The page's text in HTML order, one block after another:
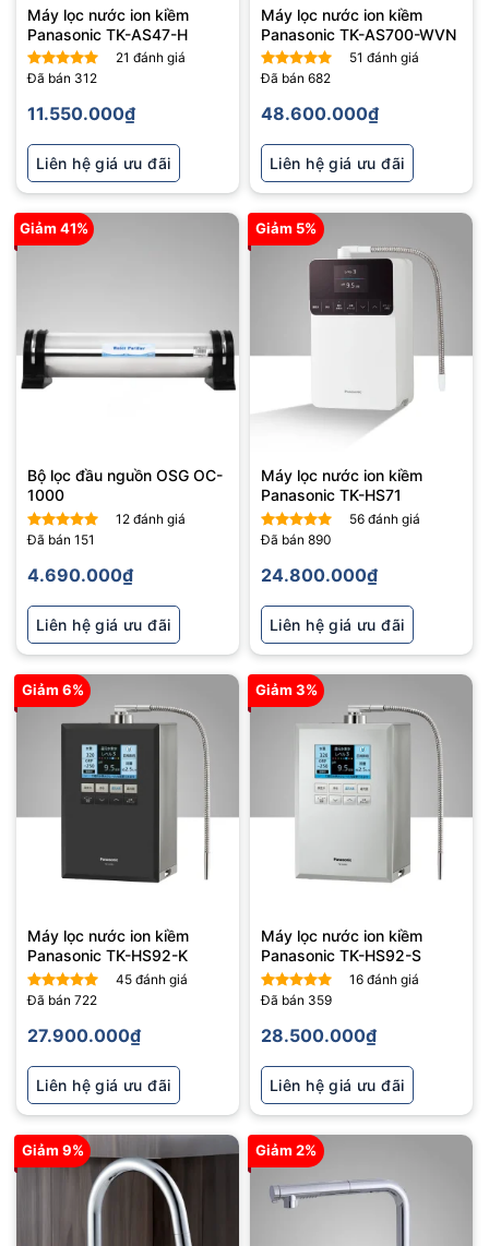
Máy lọc nước ion kiềm
Panasonic TK-AS47-H
Được xếp
sao
21 đánh giá
Đã bán 312
11.550.000₫
Liên hệ giá ưu đãi
Máy lọc nước ion kiềm
Panasonic TK-AS700-WVN
Được xếp
sao
51 đánh giá
Đã bán 682
48.600.000₫
Liên hệ giá ưu đãi
Giảm 41%
Bộ lọc đầu nguồn OSG OC-
1000
Được xếp
sao
12đánh giá
Đã bán 151
4.690.000₫
Liên hệ giá ưu đãi
Giảm 5%
Máy lọc nước ion kiềm
Panasonic TK-HS71
Được xếp
sao
56đánh giá
Đã bán 890
24.800.000₫
Liên hệ giá ưu đãi
Giảm 6%
Máy lọc nước ion kiềm
Panasonic TK-HS92-K
Được xếp
sao
45đánh giá
Đã bán 722
27.900.000₫
Liên hệ giá ưu đãi
Giảm 3%
Máy lọc nước ion kiềm
Panasonic TK-HS92-S
Được xếp
sao
16đánh giá
Đã bán 359
28.500.000₫
Liên hệ giá ưu đãi
Giảm 9% Giảm 2%